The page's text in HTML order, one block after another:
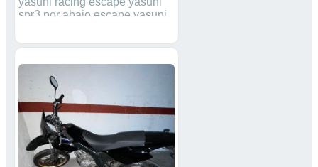
spr3 por abajo escape yasuni
solamente interesados no se
clave metrakit polini yasuni
voca italkit